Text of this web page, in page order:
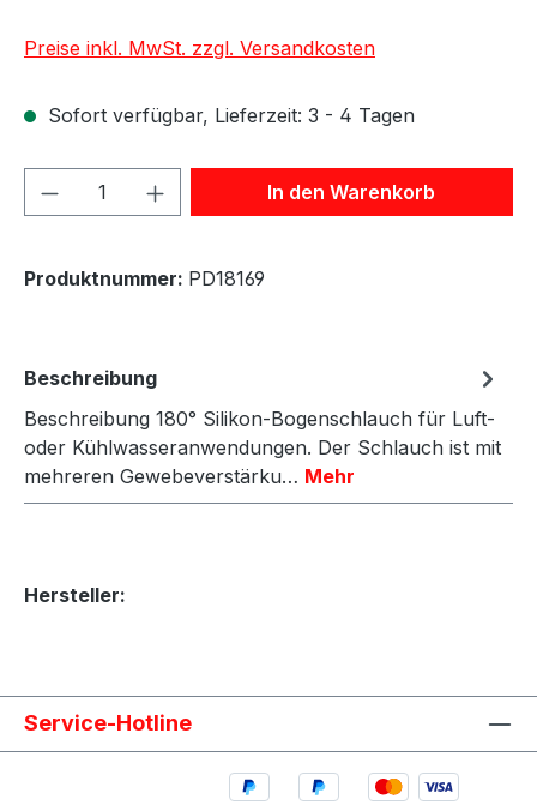
Preise inkl. MwSt. zzgl. Versandkosten
Sofort verfügbar, Lieferzeit: 3 - 4 Tagen
Produkt Anzahl: Gib denIn den Warenkorb
Produktnummer: PD18169
Beschreibung
Beschreibung 180° Silikon-Bogenschlauch für Luft-
oder Kühlwasseranwendungen. Der Schlauch ist mit
mehreren Gewebeverstärku… Mehr
Hersteller:
Service-Hotline